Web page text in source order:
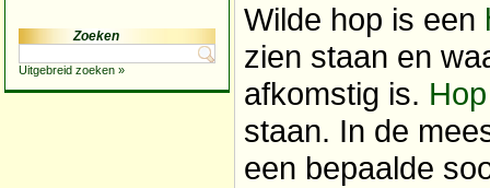
Zoeken
Uitgebreid zoeken »
Wilde hop is een
zien staan en
afkomstig is. Hop
staan. In de
een bepaalde